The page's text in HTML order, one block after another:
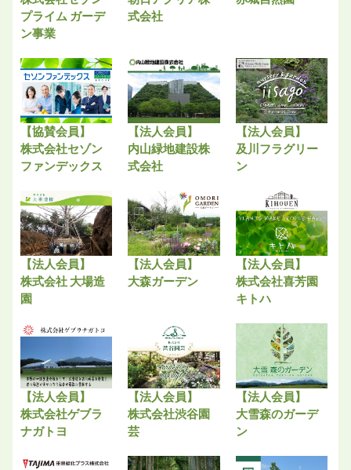
プライム ガーデ
ン事業
式会社
【協賛会員】
株式会社セゾン
ファンデックス
【法人会員】
内山緑地建設株
式会社
【法人会員】
及川フラグリー
ン
【法人会員】
株式会社 大場造
園
【法人会員】
大森ガーデン
【法人会員】
株式会社喜芳園
キトハ
【法人会員】
株式会社ゲブラ
ナガトヨ
【法人会員】
株式会社渋谷園
芸
【法人会員】
大雪森のガーデ
ン